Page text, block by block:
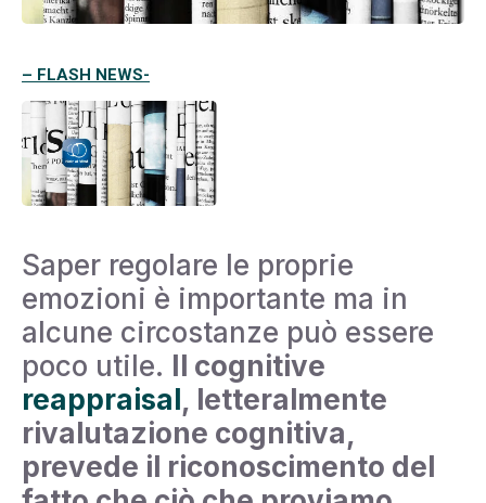
– FLASH NEWS-
Saper regolare le proprie
emozioni è importante ma in
alcune circostanze può essere
poco utile. Il cognitive
reappraisal, letteralmente
rivalutazione cognitiva,
prevede il riconoscimento del